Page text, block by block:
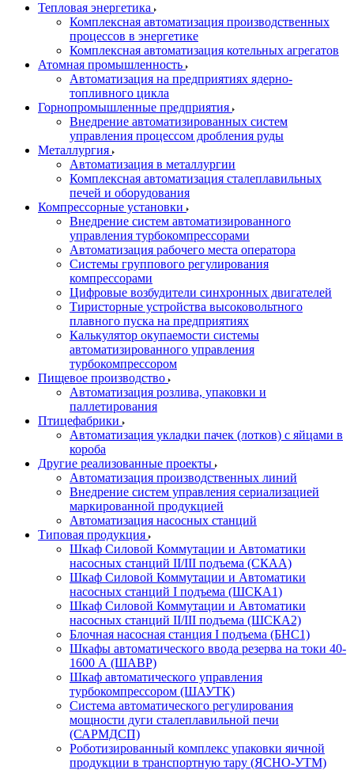
Тепловая энергетика
Комплексная автоматизация производственных
процессов в энергетике
Комплексная автоматизация котельных агрегатов
Атомная промышленность
Автоматизация на предприятиях ядерно-
топливного цикла
Горнопромышленные предприятия
Внедрение автоматизированных систем
управления процессом дробления руды
Металлургия
Автоматизация в металлургии
Комплексная автоматизация сталеплавильных
печей и оборудования
Компрессорные установки
Внедрение систем автоматизированного
управления турбокомпрессорами
Автоматизация рабочего места оператора
Системы группового регулирования
компрессорами
Цифровые возбудители синхронных двигателей
Тиристорные устройства высоковольтного
плавного пуска на предприятиях
Калькулятор окупаемости системы
автоматизированного управления
турбокомпрессором
Пищевое производство
Автоматизация розлива, упаковки и
паллетирования
Птицефабрики
Автоматизация укладки пачек (лотков) с яйцами в
короба
Другие реализованные проекты
Автоматизация производственных линий
Внедрение систем управления сериализацией
маркированной продукцией
Автоматизация насосных станций
Типовая продукция
Шкаф Силовой Коммутации и Автоматики
насосных станций II/III подъема (СКАА)
Шкаф Силовой Коммутации и Автоматики
насосных станций I подъема (ШСКА1)
Шкаф Силовой Коммутации и Автоматики
насосных станций II/III подъема (ШСКА2)
Блочная насосная станция I подъема (БНС1)
Шкафы автоматического ввода резерва на токи 40-
1600 А (ШАВР)
Шкаф автоматического управления
турбокомпрессором (ШАУТК)
Система автоматического регулирования
мощности дуги сталеплавильной печи
(САРМДСП)
Роботизированный комплекс упаковки яичной
продукции в транспортную тару (ЯСНО-УТМ)